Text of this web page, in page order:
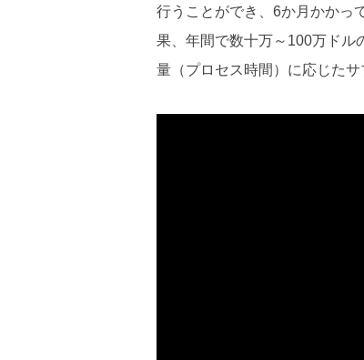
行うことができ、6か月かかっ
果、年間で数十万～100万ドル
量（プロセス時間）に応じたサ